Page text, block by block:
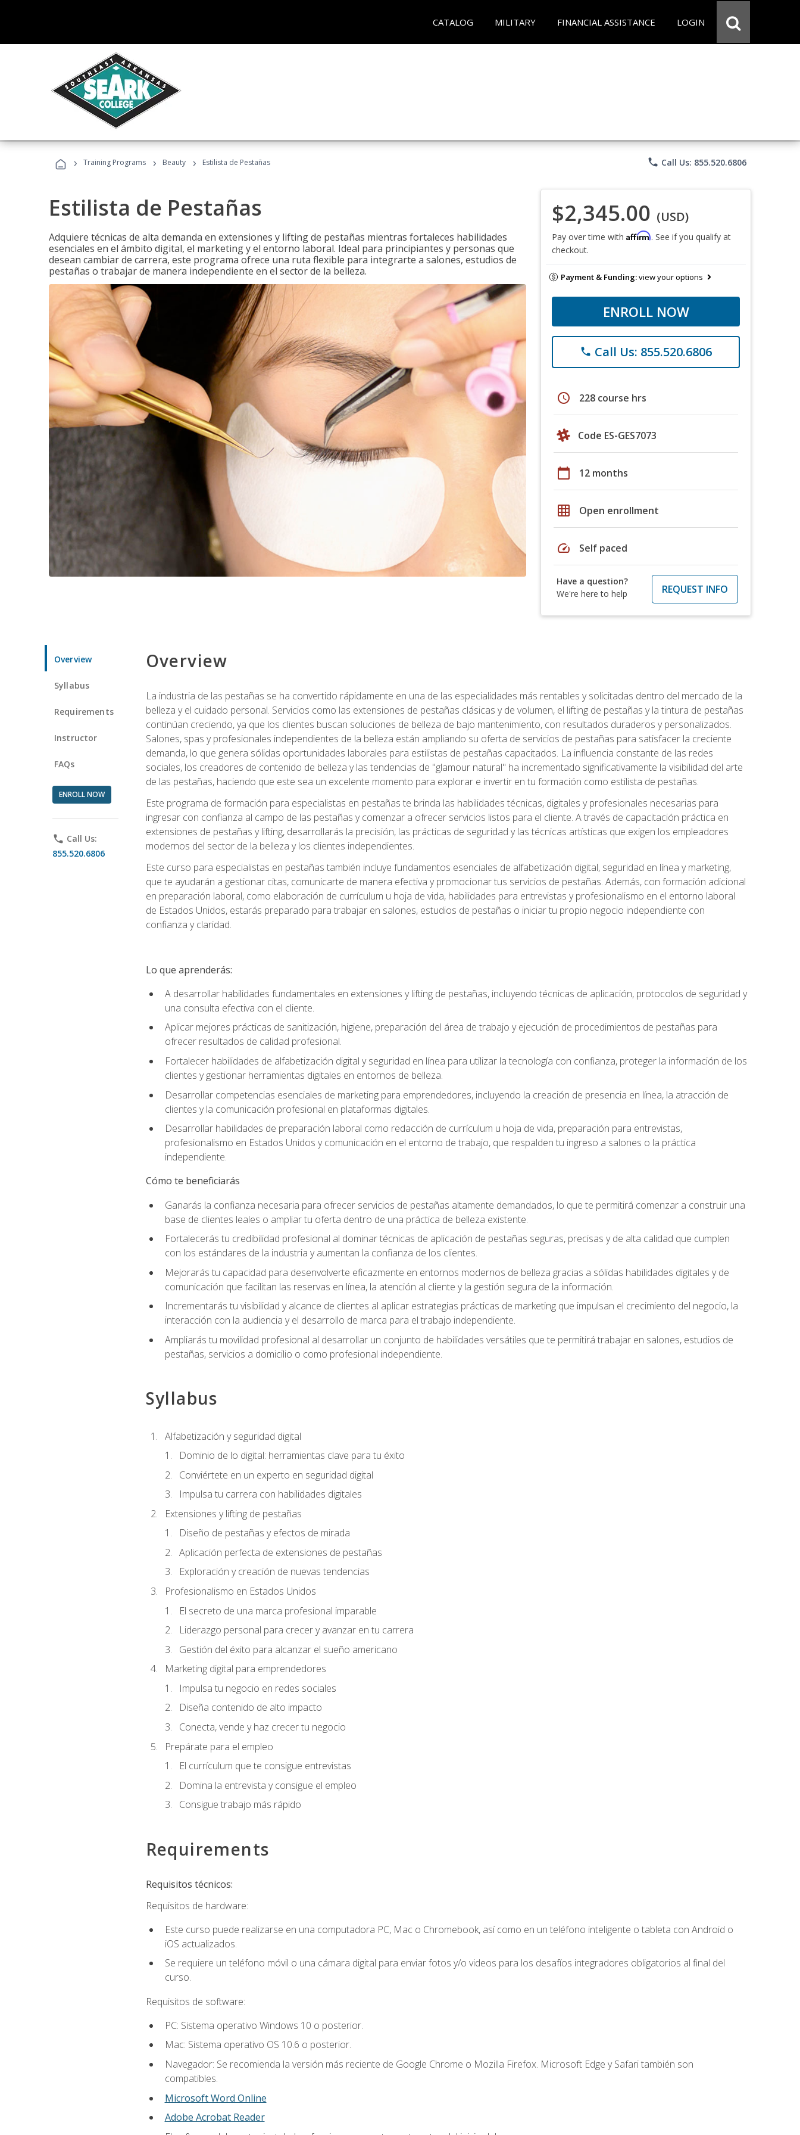
CATALOG MILITARY FINANCIAL ASSISTANCE LOGIN
› Training Programs › Beauty › Estilista de Pestañas phone Call Us: 855.520.6806
Estilista de Pestañas
Adquiere técnicas de alta demanda en extensiones y lifting de pestañas mientras fortaleces habilidades
esenciales en el ámbito digital, el marketing y el entorno laboral. Ideal para principiantes y personas que
desean cambiar de carrera, este programa ofrece una ruta flexible para integrarte a salones, estudios de
pestañas o trabajar de manera independiente en el sector de la belleza.
$2,345.00 (USD)
Pay over time with Affirm. See if you qualify at
checkout.
Payment & Funding:view your options
ENROLL NOW
phone Call Us: 855.520.6806
schedule 228 course hrs
Code ES-GES7073
calendar_today 12 months
grid_on Open enrollment
speed Self paced
Have a question?
We're here to help
REQUEST INFO
Overview
Syllabus
Requirements
Instructor
FAQs
ENROLL NOW
phone Call Us:
855.520.6806
Overview
La industria de las pestañas se ha convertido rápidamente en una de las especialidades más rentables y solicitadas dentro del mercado de la
belleza y el cuidado personal. Servicios como las extensiones de pestañas clásicas y de volumen, el lifting de pestañas y la tintura de pestañas
continúan creciendo, ya que los clientes buscan soluciones de belleza de bajo mantenimiento, con resultados duraderos y personalizados.
Salones, spas y profesionales independientes de la belleza están ampliando su oferta de servicios de pestañas para satisfacer la creciente
demanda, lo que genera sólidas oportunidades laborales para estilistas de pestañas capacitados. La influencia constante de las redes
sociales, los creadores de contenido de belleza y las tendencias de "glamour natural" ha incrementado significativamente la visibilidad del arte
de las pestañas, haciendo que este sea un excelente momento para explorar e invertir en tu formación como estilista de pestañas.
Este programa de formación para especialistas en pestañas te brinda las habilidades técnicas, digitales y profesionales necesarias para
ingresar con confianza al campo de las pestañas y comenzar a ofrecer servicios listos para el cliente. A través de capacitación práctica en
extensiones de pestañas y lifting, desarrollarás la precisión, las prácticas de seguridad y las técnicas artísticas que exigen los empleadores
modernos del sector de la belleza y los clientes independientes.
Este curso para especialistas en pestañas también incluye fundamentos esenciales de alfabetización digital, seguridad en línea y marketing,
que te ayudarán a gestionar citas, comunicarte de manera efectiva y promocionar tus servicios de pestañas. Además, con formación adicional
en preparación laboral, como elaboración de currículum u hoja de vida, habilidades para entrevistas y profesionalismo en el entorno laboral
de Estados Unidos, estarás preparado para trabajar en salones, estudios de pestañas o iniciar tu propio negocio independiente con
confianza y claridad.
Lo que aprenderás:
A desarrollar habilidades fundamentales en extensiones y lifting de pestañas, incluyendo técnicas de aplicación, protocolos de seguridad y
una consulta efectiva con el cliente.
Aplicar mejores prácticas de sanitización, higiene, preparación del área de trabajo y ejecución de procedimientos de pestañas para
ofrecer resultados de calidad profesional.
Fortalecer habilidades de alfabetización digital y seguridad en línea para utilizar la tecnología con confianza, proteger la información de los
clientes y gestionar herramientas digitales en entornos de belleza.
Desarrollar competencias esenciales de marketing para emprendedores, incluyendo la creación de presencia en línea, la atracción de
clientes y la comunicación profesional en plataformas digitales.
Desarrollar habilidades de preparación laboral como redacción de currículum u hoja de vida, preparación para entrevistas,
profesionalismo en Estados Unidos y comunicación en el entorno de trabajo, que respalden tu ingreso a salones o la práctica
independiente.
Cómo te beneficiarás
Ganarás la confianza necesaria para ofrecer servicios de pestañas altamente demandados, lo que te permitirá comenzar a construir una
base de clientes leales o ampliar tu oferta dentro de una práctica de belleza existente.
Fortalecerás tu credibilidad profesional al dominar técnicas de aplicación de pestañas seguras, precisas y de alta calidad que cumplen
con los estándares de la industria y aumentan la confianza de los clientes.
Mejorarás tu capacidad para desenvolverte eficazmente en entornos modernos de belleza gracias a sólidas habilidades digitales y de
comunicación que facilitan las reservas en línea, la atención al cliente y la gestión segura de la información.
Incrementarás tu visibilidad y alcance de clientes al aplicar estrategias prácticas de marketing que impulsan el crecimiento del negocio, la
interacción con la audiencia y el desarrollo de marca para el trabajo independiente.
Ampliarás tu movilidad profesional al desarrollar un conjunto de habilidades versátiles que te permitirá trabajar en salones, estudios de
pestañas, servicios a domicilio o como profesional independiente.
Syllabus
Alfabetización y seguridad digital
Dominio de lo digital: herramientas clave para tu éxito
Conviértete en un experto en seguridad digital
Impulsa tu carrera con habilidades digitales
Extensiones y lifting de pestañas
Diseño de pestañas y efectos de mirada
Aplicación perfecta de extensiones de pestañas
Exploración y creación de nuevas tendencias
Profesionalismo en Estados Unidos
El secreto de una marca profesional imparable
Liderazgo personal para crecer y avanzar en tu carrera
Gestión del éxito para alcanzar el sueño americano
Marketing digital para emprendedores
Impulsa tu negocio en redes sociales
Diseña contenido de alto impacto
Conecta, vende y haz crecer tu negocio
Prepárate para el empleo
El currículum que te consigue entrevistas
Domina la entrevista y consigue el empleo
Consigue trabajo más rápido
Requirements
Requisitos técnicos:
Requisitos de hardware:
Este curso puede realizarse en una computadora PC, Mac o Chromebook, así como en un teléfono inteligente o tableta con Android o
iOS actualizados.
Se requiere un teléfono móvil o una cámara digital para enviar fotos y/o videos para los desafíos integradores obligatorios al final del
curso.
Requisitos de software:
PC: Sistema operativo Windows 10 o posterior.
Mac: Sistema operativo OS 10.6 o posterior.
Navegador: Se recomienda la versión más reciente de Google Chrome o Mozilla Firefox. Microsoft Edge y Safari también son
compatibles.
Microsoft Word Online
Adobe Acrobat Reader